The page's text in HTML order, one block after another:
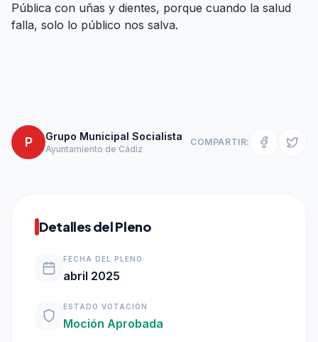
Pública con uñas y dientes, porque cuando la salud
falla, solo lo público nos salva.
P Grupo Municipal Socialista
Ayuntamiento de Cádiz
COMPARTIR:
Detalles del Pleno
FECHA DEL PLENO
abril 2025
ESTADO VOTACIÓN
Moción Aprobada